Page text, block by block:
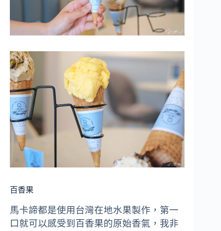
百香果
馬卡諦都是使用台灣在地水果製作，第一
口就可以感受到百香果的原始香氣，我非